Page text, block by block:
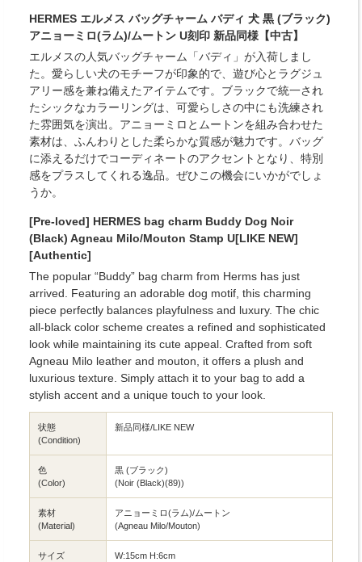
HERMES エルメス バッグチャーム バディ 犬 黒 (ブラック)
アニョーミロ(ラム)/ムートン U刻印 新品同様【中古】
エルメスの人気バッグチャーム「バディ」が入荷しまし
た。愛らしい犬のモチーフが印象的で、遊び心とラグジュ
アリー感を兼ね備えたアイテムです。ブラックで統一され
たシックなカラーリングは、可愛らしさの中にも洗練され
た雰囲気を演出。アニョーミロとムートンを組み合わせた
素材は、ふんわりとした柔らかな質感が魅力です。バッグ
に添えるだけでコーディネートのアクセントとなり、特別
感をプラスしてくれる逸品。ぜひこの機会にいかがでしょ
うか。
[Pre-loved] HERMES bag charm Buddy Dog Noir
(Black) Agneau Milo/Mouton Stamp U[LIKE NEW]
[Authentic]
The popular “Buddy” bag charm from Herms has just
arrived. Featuring an adorable dog motif, this charming
piece perfectly balances playfulness and luxury. The chic
all-black color scheme creates a refined and sophisticated
look while maintaining its cute appeal. Crafted from soft
Agneau Milo leather and mouton, it offers a plush and
luxurious texture. Simply attach it to your bag to add a
stylish accent and a unique touch to your look.
状態
(Condition)
新品同様/LIKE NEW
色
(Color)
黒 (ブラック)
(Noir (Black)(89))
素材
(Material)
アニョーミロ(ラム)/ムートン
(Agneau Milo/Mouton)
サイズ
W:15cm H:6cm